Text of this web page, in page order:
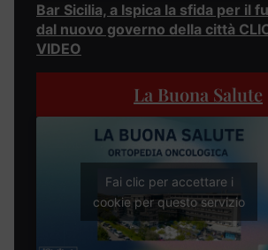
Bar Sicilia, a Ispica la sfida per il
dal nuovo governo della città
VIDEO
La Buona Salute
Fai clic per accettare i
cookie per questo servizio